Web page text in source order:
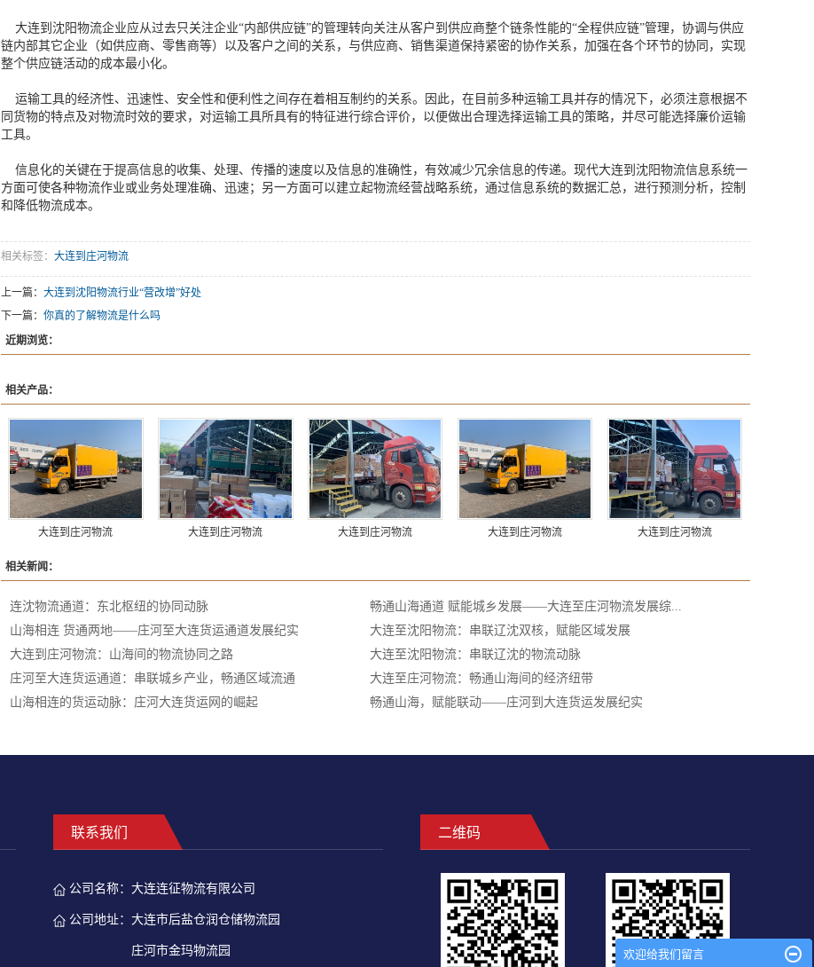
大连到沈阳物流企业应从过去只关注企业“内部供应链”的管理转向关注从客户到供应商整个链条性能的“全程供应链”管理，协调与供应
链内部其它企业（如供应商、零售商等）以及客户之间的关系，与供应商、销售渠道保持紧密的协作关系，加强在各个环节的协同，实现
整个供应链活动的成本最小化。
运输工具的经济性、迅速性、安全性和便利性之间存在着相互制约的关系。因此，在目前多种运输工具并存的情况下，必须注意根据不
同货物的特点及对物流时效的要求，对运输工具所具有的特征进行综合评价，以便做出合理选择运输工具的策略，并尽可能选择廉价运输
工具。
信息化的关键在于提高信息的收集、处理、传播的速度以及信息的准确性，有效减少冗余信息的传递。现代大连到沈阳物流信息系统一
方面可使各种物流作业或业务处理准确、迅速；另一方面可以建立起物流经营战略系统，通过信息系统的数据汇总，进行预测分析，控制
和降低物流成本。
相关标签： 大连到庄河物流
上一篇： 大连到沈阳物流行业“营改增”好处
下一篇： 你真的了解物流是什么吗
近期浏览：
相关产品：
大连到庄河物流 大连到庄河物流 大连到庄河物流 大连到庄河物流 大连到庄河物流
相关新闻：
连沈物流通道：东北枢纽的协同动脉
畅通山海通道 赋能城乡发展——大连至庄河物流发展综...
山海相连 货通两地——庄河至大连货运通道发展纪实
大连至沈阳物流：串联辽沈双核，赋能区域发展
大连到庄河物流：山海间的物流协同之路
大连至沈阳物流：串联辽沈的物流动脉
庄河至大连货运通道：串联城乡产业，畅通区域流通
大连至庄河物流：畅通山海间的经济纽带
山海相连的货运动脉：庄河大连货运网的崛起
畅通山海，赋能联动——庄河到大连货运发展纪实
联系我们
公司名称： 大连连征物流有限公司
公司地址： 大连市后盐仓润仓储物流园
庄河市金玛物流园
二维码
欢迎给我们留言